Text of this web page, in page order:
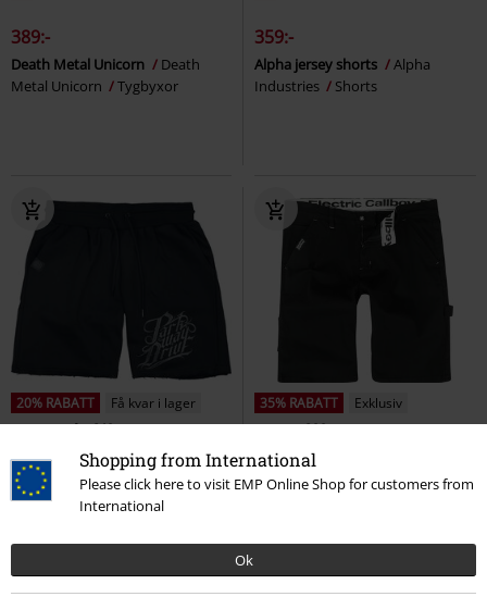
Shopping from International
Please click here to visit EMP Online Shop for customers from
International
Ok
389:-
Death Metal Unicorn
Death
Metal Unicorn
Tygbyxor
359:-
Alpha jersey shorts
Alpha
Industries
Shorts
20% RABATT
Få kvar i lager
rek-prisFrån649:-
EMP Signature Collection
Parkway Drive
Shorts
35% RABATT
Exklusiv
rek-pris899:-
579:-
EMP Signature Collection
Electric Callboy